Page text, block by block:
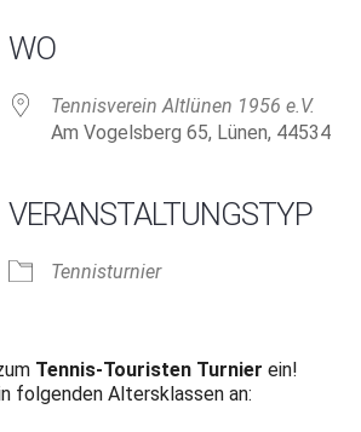
WO
Tennisverein Altlünen 1956 e.V.
Am Vogelsberg 65, Lünen, 44534
VERANSTALTUNGSTYP
Tennisturnier
Tennis-Touristen Turnier ein!
folgenden Altersklassen an: